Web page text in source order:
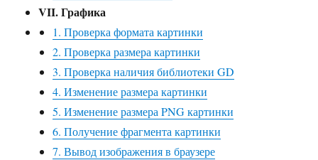
VII. Графика
1. Проверка формата картинки
2. Проверка размера картинки
3. Проверка наличия библиотеки GD
4. Изменение размера картинки
5. Изменение размера PNG картинки
6. Получение фрагмента картинки
7. Вывод изображения в браузере